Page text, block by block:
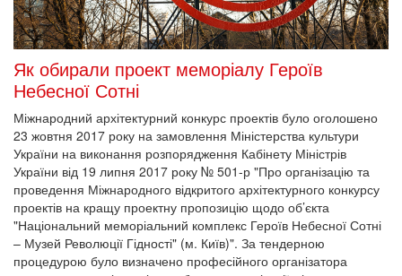
Як обирали проект меморіалу Героїв
Небесної Сотні
Міжнародний архітектурний конкурс проектів було оголошено
23 жовтня 2017 року на замовлення Міністерства культури
України на виконання розпорядження Кабінету Міністрів
України від 19 липня 2017 року № 501-р "Про організацію та
проведення Міжнародного відкритого архітектурного конкурсу
проектів на кращу проектну пропозицію щодо об’єкта
"Національний меморіальний комплекс Героїв Небесної Сотні
– Музей Революції Гідності" (м. Київ)". За тендерною
процедурою було визначено професійного організатора